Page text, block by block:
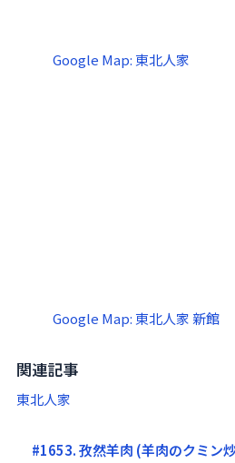
Google Map: 東北人家
Google Map: 東北人家 新館
関連記事
東北人家
#1653. 孜然羊肉 (羊肉のクミン